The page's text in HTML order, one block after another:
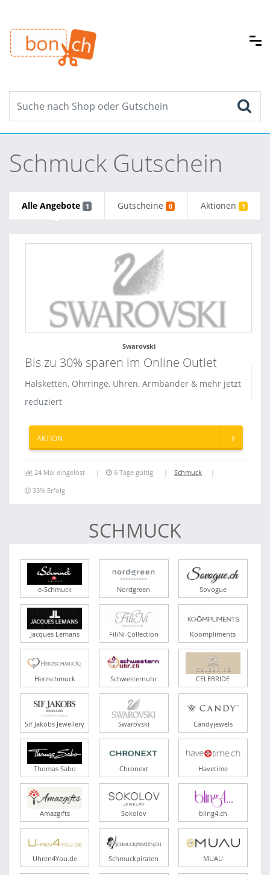
Schmuck Gutschein
Alle Angebote 1 Gutscheine 0 Aktionen 1
Swarovski
Bis zu 30% sparen im Online Outlet
Halsketten, Ohrringe, Uhren, Armbänder & mehr jetzt
reduziert
AKTION
24 Mal eingelöst 6 Tage gültig
Schmuck
33% Erfolg
SCHMUCK
e-Schmuck Nordgreen Sovogue
Jacques Lemans FiliNi-Collection Koompliments
Herzschmuck Schwesternuhr CELEBRIDE
Sif Jakobs Jewellery Swarovski Candyjewels
Thomas Sabo Chronext Havetime
Amazgifts Sokolov bling4.ch
Uhren4You.de Schmuckpiraten MUAU